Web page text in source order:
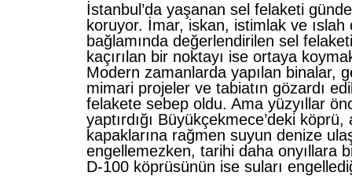
İstanbul’da yaşanan sel felaketi
koruyor. İmar, iskan, istimlak ve ıslah
bağlamında değerlendirilen sel
kaçırılan bir noktayı ise ortaya
Modern zamanlarda yapılan binalar,
mimari projeler ve tabiatın gözardı
felakete sebep oldu. Ama yüzyıllar
yaptırdığı Büyükçekmece’deki köprü,
kapaklarına rağmen suyun denize
engellemezken, tarihi daha onyıllara
D-100 köprüsünün ise suları